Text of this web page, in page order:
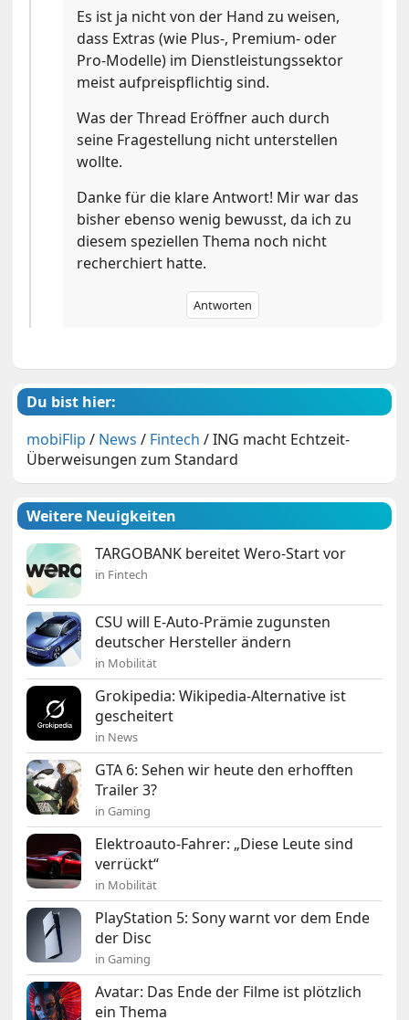
Es ist ja nicht von der Hand zu weisen,
dass Extras (wie Plus-, Premium- oder
Pro-Modelle) im Dienstleistungssektor
meist aufpreispflichtig sind.
Was der Thread Eröffner auch durch
seine Fragestellung nicht unterstellen
wollte.
Danke für die klare Antwort! Mir war das
bisher ebenso wenig bewusst, da ich zu
diesem speziellen Thema noch nicht
recherchiert hatte.
Antworten
Du bist hier:
mobiFlip / News / Fintech /ING macht Echtzeit-
Überweisungen zum Standard
Weitere Neuigkeiten
TARGOBANK bereitet Wero-Start vor
in Fintech
CSU will E-Auto-Prämie zugunsten
deutscher Hersteller ändern
in Mobilität
Grokipedia: Wikipedia-Alternative ist
gescheitert
in News
GTA 6: Sehen wir heute den erhofften
Trailer 3?
in Gaming
Elektroauto-Fahrer: „Diese Leute sind
verrückt“
in Mobilität
PlayStation 5: Sony warnt vor dem Ende
der Disc
in Gaming
Avatar: Das Ende der Filme ist plötzlich
ein Thema